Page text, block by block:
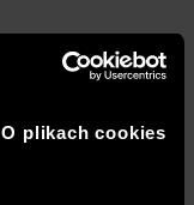
O plikach cookies